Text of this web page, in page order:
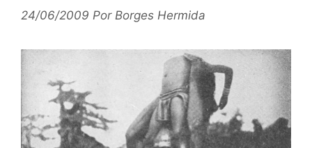
24/06/2009 Por Borges Hermida